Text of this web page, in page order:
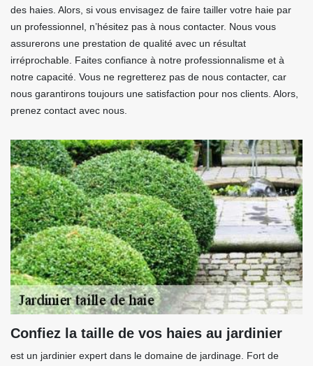
des haies. Alors, si vous envisagez de faire tailler votre haie par
un professionnel, n’hésitez pas à nous contacter. Nous vous
assurerons une prestation de qualité avec un résultat
irréprochable. Faites confiance à notre professionnalisme et à
notre capacité. Vous ne regretterez pas de nous contacter, car
nous garantirons toujours une satisfaction pour nos clients. Alors,
prenez contact avec nous.
Confiez la taille de vos haies au jardinier
est un jardinier expert dans le domaine de jardinage. Fort de